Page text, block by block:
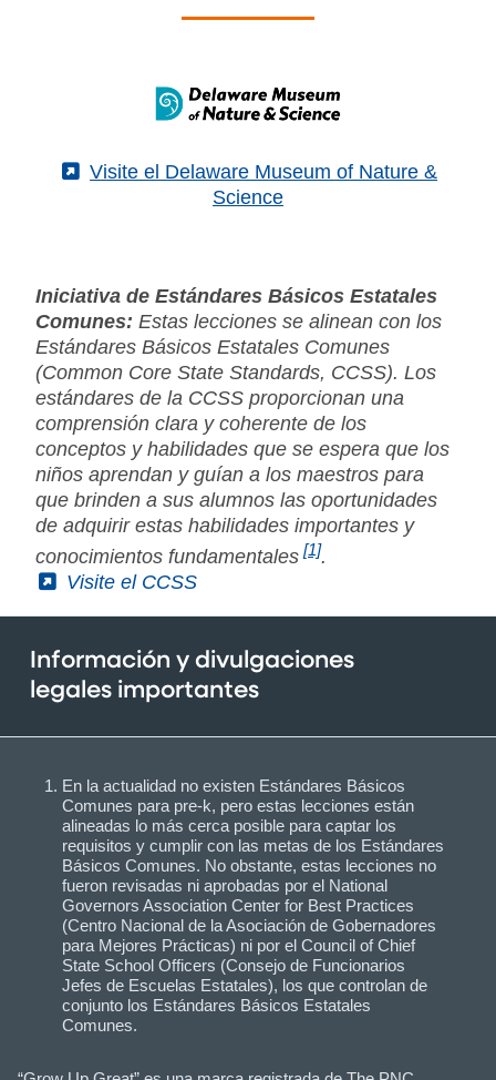
(External)
Visite el Delaware Museum of Nature &
Science
Iniciativa de Estándares Básicos Estatales
Comunes: Estas lecciones se alinean con los
Estándares Básicos Estatales Comunes
(Common Core State Standards, CCSS). Los
estándares de la CCSS proporcionan una
comprensión clara y coherente de los
conceptos y habilidades que se espera que los
niños aprendan y guían a los maestros para
que brinden a sus alumnos las oportunidades
de adquirir estas habilidades importantes y
conocimientos fundamentales [1].
(External)
Visite el CCSS
Información y divulgaciones
legales importantes
En la actualidad no existen Estándares Básicos
Comunes para pre-k, pero estas lecciones están
alineadas lo más cerca posible para captar los
requisitos y cumplir con las metas de los Estándares
Básicos Comunes. No obstante, estas lecciones no
fueron revisadas ni aprobadas por el National
Governors Association Center for Best Practices
(Centro Nacional de la Asociación de Gobernadores
para Mejores Prácticas) ni por el Council of Chief
State School Officers (Consejo de Funcionarios
Jefes de Escuelas Estatales), los que controlan de
conjunto los Estándares Básicos Estatales
Comunes.